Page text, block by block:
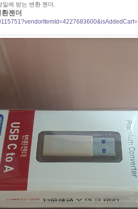
에 받는 변환 젠더.
젠더